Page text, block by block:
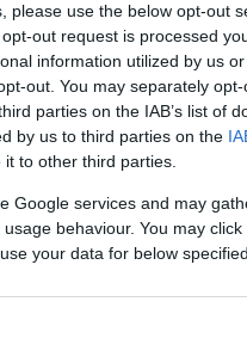
please use the below opt-out
out request is processed
information utilized by us
out. You may separately
parties on the IAB’s list of
by us to third parties on the
to other third parties.
Google services and may
behaviour. You may
your data for below
nicht wieder haben, aber